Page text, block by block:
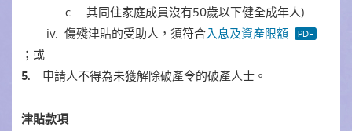
c. 其同住家庭成員沒有50歲以下健全成年人)
iv. 傷殘津貼的受助人，須符合入息及資產限額
；或
5. 申請人不得為未獲解除破產令的破產人士。
津貼款項